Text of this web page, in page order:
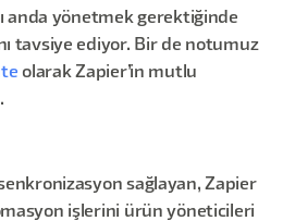
anda yönetmek gerektiğinde
tavsiye ediyor. Bir de notumuz
olarak Zapier’in mutlu
sağlayan, Zapier
işlerini ürün yöneticileri